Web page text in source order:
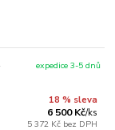
18 % sleva
6 500 Kč/ks
5 372 Kč bez DPH
expedice 3-5 dnů